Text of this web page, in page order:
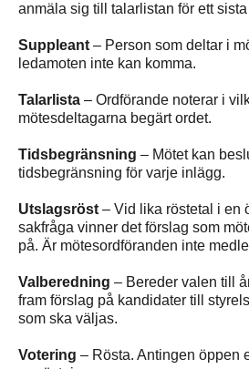
anmäla sig till talarlistan för ett
Suppleant – Person som deltar i
ledamoten inte kan komma.
Talarlista – Ordförande noterar i
mötesdeltagarna begärt ordet.
Tidsbegränsning – Mötet kan
tidsbegränsning för varje inlägg.
Utslagsröst – Vid lika röstetal i en
sakfråga vinner det förslag som
på. Är mötesordföranden inte
Valberedning – Bereder valen till
fram förslag på kandidater till
som ska väljas.
Votering – Rösta. Antingen öppen